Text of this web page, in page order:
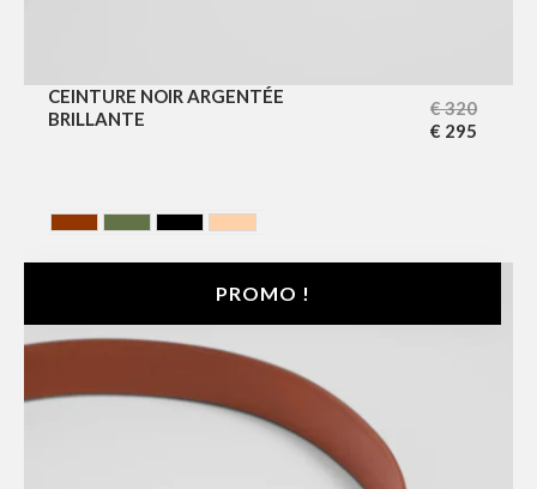
CEINTURE NOIR ARGENTÉE
BRILLANTE
€320
€ 295
PROMO !